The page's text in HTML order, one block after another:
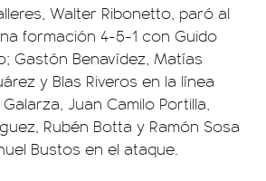
Walter Ribonetto, paró al
formación 4-5-1 con Guido
Gastón Benavídez, Matías
y Blas Riveros en la línea
Juan Camilo Portilla,
Rubén Botta y Ramón Sosa
Bustos en el ataque.